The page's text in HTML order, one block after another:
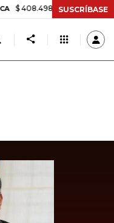
+$ 8.753,81
SUSCRÍBASE